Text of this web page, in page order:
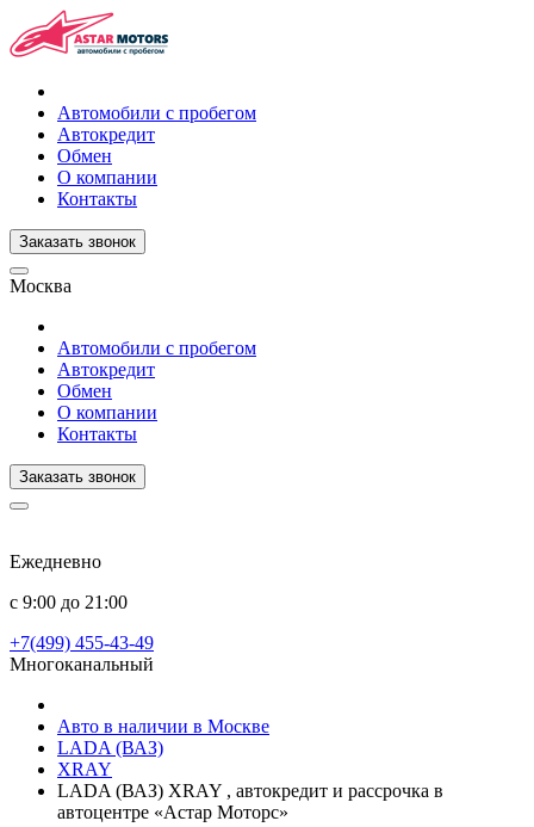
Автомобили с пробегом
Автокредит
Обмен
О компании
Контакты
Заказать звонок
Москва
Автомобили с пробегом
Автокредит
Обмен
О компании
Контакты
Заказать звонок
Ежедневно
с 9:00 до 21:00
+7(499) 455-43-49
Многоканальный
Авто в наличии в Москве
LADA (ВАЗ)
XRAY
LADA (ВАЗ) XRAY , автокредит и рассрочка в
автоцентре «Астар Моторс»